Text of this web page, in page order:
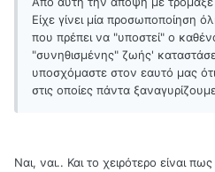
Είχε γίνει μία προσωποποίηση
που πρέπει να "υποστεί" ο
"συνηθισμένης" ζωής'
υποσχόμαστε στον εαυτό μας
στις οποίες πάντα
Ναι, ναι.. Και το χειρότερο είναι